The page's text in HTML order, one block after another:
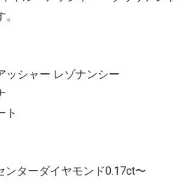
。
シャー レゾナンシー
ト
ンターダイヤモンド0.17ct〜